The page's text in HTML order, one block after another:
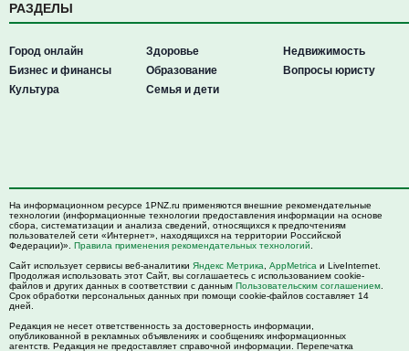
РАЗДЕЛЫ
Город онлайн
Бизнес и финансы
Культура
Здоровье
Образование
Семья и дети
Недвижимость
Вопросы юристу
На информационном ресурсе 1PNZ.ru применяются внешние рекомендательные
технологии (информационные технологии предоставления информации на основе
сбора, систематизации и анализа сведений, относящихся к предпочтениям
пользователей сети «Интернет», находящихся на территории Российской
Федерации)». Правила применения рекомендательных технологий
Сайт использует сервисы веб-аналитики Яндекс Метрика AppMetrica и LiveInternet.
Продолжая использовать этот Сайт, вы соглашаетесь с использованием cookie-
файлов и других данных в соответствии с данным Пользовательским соглашением
Срок обработки персональных данных при помощи cookie-файлов составляет 14
дней.
Редакция не несет ответственность за достоверность информации,
опубликованной в рекламных объявлениях и сообщениях информационных
агентств. Редакция не предоставляет справочной информации. Перепечатка